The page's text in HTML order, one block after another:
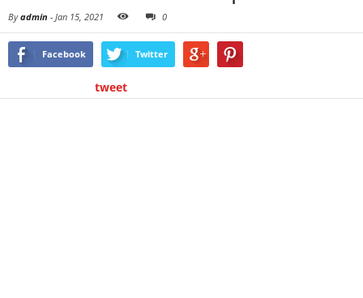
Byadmin - Jan 15, 2021 0
Facebook Twitter
tweet